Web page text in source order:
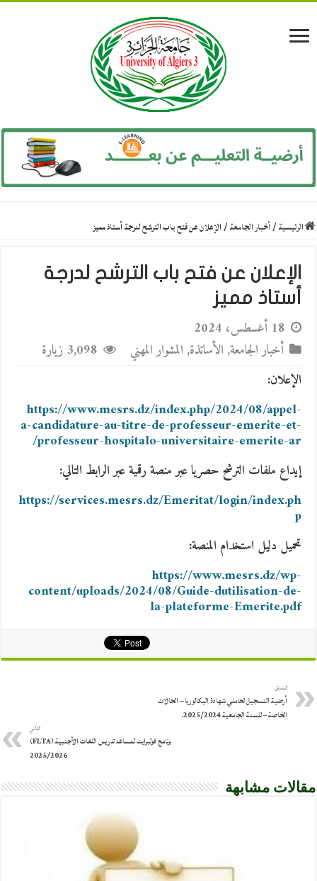
الرئيسية/أخبار الجامعة/الإعلان عن فتح باب الترشح لدرجة أستاذ مميز
الإعلان عن فتح باب الترشح لدرجة
أستاذ مميز
18 أغسطس، 2024
أخبار الجامعة, الأساتذة, المشوار المهني
3,098 زيارة
الإعلان:
https://www.mesrs.dz/index.php/2024/08/appel-
a-candidature-au-titre-de-professeur-emerite-et-
professeur-hospitalo-universitaire-emerite-ar/
إيداع ملفات الترشح حصريا عبر منصة رقمية عبر الرابط التالي:
https://services.mesrs.dz/Emeritat/login/index.ph
p
تحميل دليل استخدام المنصة:
https://www.mesrs.dz/wp-
content/uploads/2024/08/Guide-dutilisation-de-
la-plateforme-Emerite.pdf
السابق
أرضية التسجيل لحاملي شهادة البكالوريا – الحالات
الخاصة – للسنة الجامعية 2025/2024.
التالي
برنامج فولبرايت لمساعد تدريس اللغات الأجنبية (FLTA)
2025/2026
مقالات مشابهة